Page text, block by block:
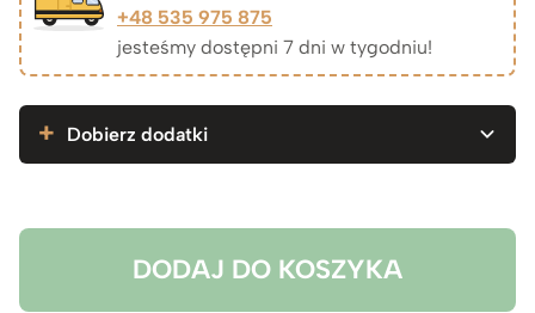
+48 535 975 875
jesteśmy dostępni 7 dni w tygodniu!
Dobierz dodatki
DODAJ DO KOSZYKA